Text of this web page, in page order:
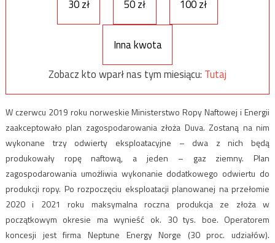
30 zł 50 zł 100 zł
Inna kwota
Zobacz kto wparł nas tym miesiącu: Tutaj
W czerwcu 2019 roku norweskie Ministerstwo Ropy Naftowej i Energii
zaakceptowało plan zagospodarowania złoża Duva. Zostaną na nim
wykonane trzy odwierty eksploatacyjne – dwa z nich będą
produkowały ropę naftową, a jeden – gaz ziemny. Plan
zagospodarowania umożliwia wykonanie dodatkowego odwiertu do
produkcji ropy. Po rozpoczęciu eksploatacji planowanej na przełomie
2020 i 2021 roku maksymalna roczna produkcja ze złoża w
początkowym okresie ma wynieść ok. 30 tys. boe. Operatorem
koncesji jest firma Neptune Energy Norge (30 proc. udziałów).